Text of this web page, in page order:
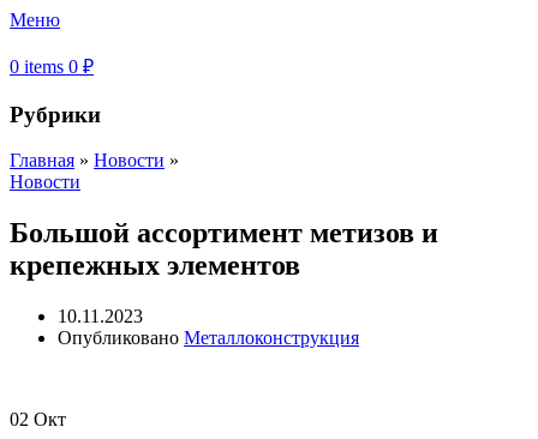
Меню
0 items 0 ₽
Рубрики
Главная » Новости »
Новости
Большой ассортимент метизов и
крепежных элементов
10.11.2023
Опубликовано Металлоконструкция
02 Окт